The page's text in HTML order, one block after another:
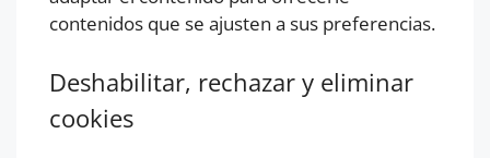
contenidos que se ajusten a sus preferencias.
Deshabilitar, rechazar y eliminar
cookies